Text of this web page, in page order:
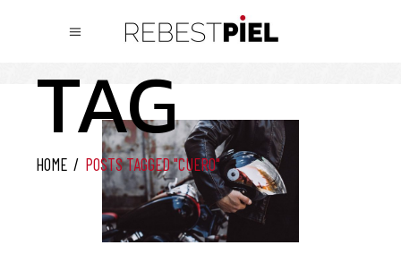
TAG
HOME / POSTS TAGGED "CUERO"